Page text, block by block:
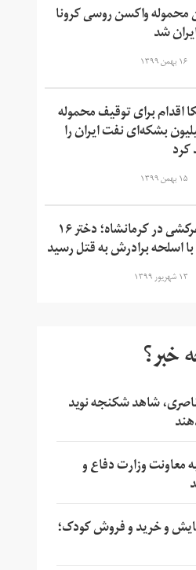
محموله واکسن روسی کرونا
شد
۱۶ بهمن ۱۳۹۹
اقدام برای توقیف محموله
بشکه‌ای نفت ایران را
کرد
۱۵ بهمن ۱۳۹۹
خواهرکشی در کرمانشاه؛ دختر ۱۶
اسلحه برادرش به قتل رسید
۱۳ شهریور ۱۳۹۹
خبر؟
شاهد شکنجه نوید
معاونت وزارت دفاع و
و خرید و فروش کودک؛